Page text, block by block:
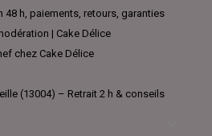
48 h, paiements, retours, garanties
| Cake Délice
chez Cake Délice
(13004) – Retrait 2 h & conseils